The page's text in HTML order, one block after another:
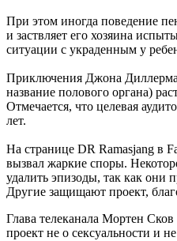
При этом иногда поведение
и заствляет его хозяина
ситуации с украденным у
Приключения Джона
название полового органа)
Отмечается, что целевая
лет.
На странице DR Ramasjang в
вызвал жаркие споры.
удалить эпизоды, так как
Другие защищают проект,
Глава телеканала Мортен
проект не о сексуальности и